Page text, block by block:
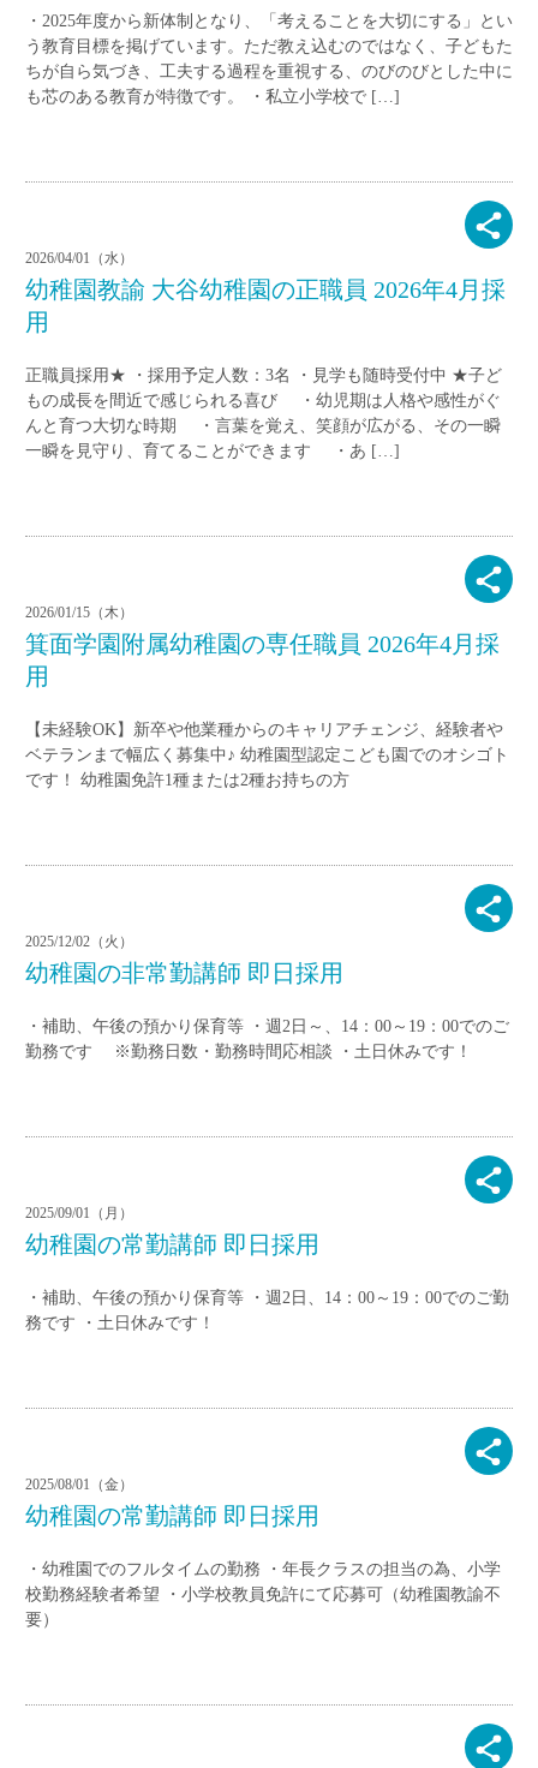
・2025年度から新体制となり、「考えることを大切にする」とい
う教育目標を掲げています。ただ教え込むのではなく、子どもた
ちが自ら気づき、工夫する過程を重視する、のびのびとした中に
も芯のある教育が特徴です。 ・私立小学校で […]
2026/04/01（水）
幼稚園教諭 大谷幼稚園の正職員 2026年4月採
用
正職員採用★ ・採用予定人数：3名 ・見学も随時受付中 ★子ど
もの成長を間近で感じられる喜び ・幼児期は人格や感性がぐ
んと育つ大切な時期 ・言葉を覚え、笑顔が広がる、その一瞬
一瞬を見守り、育てることができます ・あ […]
2026/01/15（木）
箕面学園附属幼稚園の専任職員 2026年4月採
用
【未経験OK】新卒や他業種からのキャリアチェンジ、経験者や
ベテランまで幅広く募集中♪ 幼稚園型認定こども園でのオシゴト
です！ 幼稚園免許1種または2種お持ちの方
2025/12/02（火）
幼稚園の非常勤講師 即日採用
・補助、午後の預かり保育等 ・週2日～、14：00～19：00でのご
勤務です ※勤務日数・勤務時間応相談 ・土日休みです！
2025/09/01（月）
幼稚園の常勤講師 即日採用
・補助、午後の預かり保育等 ・週2日、14：00～19：00でのご勤
務です ・土日休みです！
2025/08/01（金）
幼稚園の常勤講師 即日採用
・幼稚園でのフルタイムの勤務 ・年長クラスの担当の為、小学
校勤務経験者希望 ・小学校教員免許にて応募可（幼稚園教諭不
要）